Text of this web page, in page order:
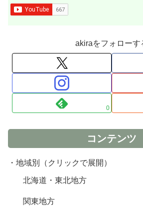
akiraをフォローす
0
コンテンツ
・地域別（クリックで展開）
北海道・東北地方
関東地方